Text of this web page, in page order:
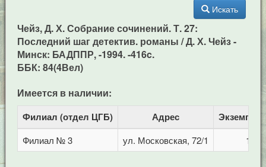
Искать
Чейз, Д. Х. Собрание сочинений. Т. 27:
Последний шаг детектив. романы / Д. Х. Чейз -
Минск: БАДППР, -1994. -416c.
ББК: 84(4Вел)
Имеется в наличии:
Филиал (отдел ЦГБ) Адрес
Филиал № 3 ул. Московская, 72/1 1